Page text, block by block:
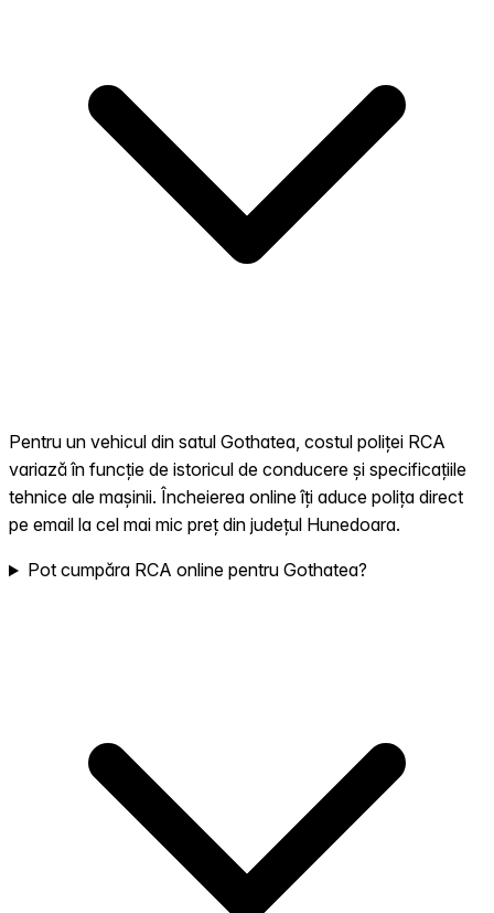
Pentru un vehicul din satul Gothatea, costul poliței RCA
variază în funcție de istoricul de conducere și specificațiile
tehnice ale mașinii. Încheierea online îți aduce polița direct
pe email la cel mai mic preț din județul Hunedoara.
Pot cumpăra RCA online pentru Gothatea?